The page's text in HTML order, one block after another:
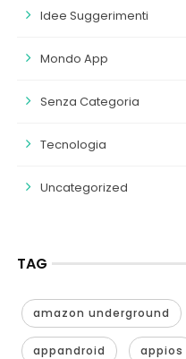
Idee Suggerimenti
Mondo App
Senza Categoria
Tecnologia
Uncategorized
TAG
amazon underground
appandroid appios